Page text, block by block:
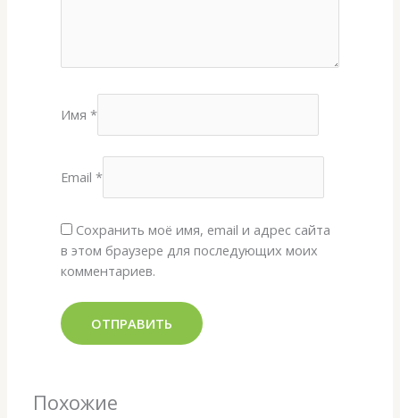
Имя*
Email*
Сохранить моё имя, email и адрес сайта
в этом браузере для последующих моих
комментариев.
Похожие